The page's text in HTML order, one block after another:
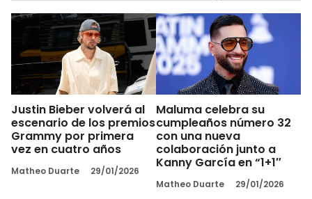
Justin Bieber volverá al
escenario de los premios
Grammy por primera
vez en cuatro años
Matheo Duarte 29/01/2026
Maluma celebra su
cumpleaños número 32
con una nueva
colaboración junto a
Kanny García en “1+1″
Matheo Duarte 29/01/2026